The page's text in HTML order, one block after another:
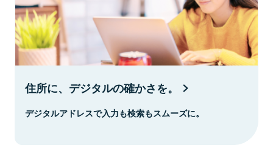
住所に、デジタルの確かさを。
デジタルアドレスで入力も検索もスムーズに。